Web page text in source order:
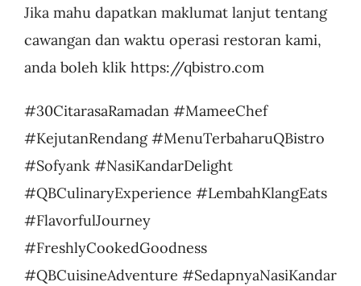
Jika mahu dapatkan maklumat lanjut tentang
cawangan dan waktu operasi restoran kami,
anda boleh klik https://qbistro.com
#30CitarasaRamadan #MameeChef
#KejutanRendang #MenuTerbaharuQBistro
#Sofyank #NasiKandarDelight
#QBCulinaryExperience #LembahKlangEats
#FlavorfulJourney
#FreshlyCookedGoodness
#QBCuisineAdventure #SedapnyaNasiKandar